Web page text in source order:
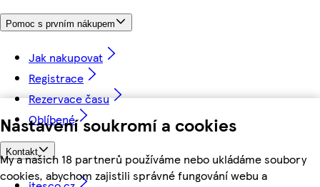
Nastavení soukromí a cookies
My a našich 18 partnerů používáme nebo ukládáme soubory
cookies, abychom zajistili správné fungování webu a
Pomoc s prvním nákupem
Jak nakupovat
Registrace
Rezervace času
Oblíbené
Kontakt